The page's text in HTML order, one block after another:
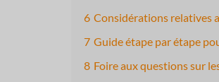
6 Considérations relatives
7 Guide étape par étape
8 Foire aux questions sur